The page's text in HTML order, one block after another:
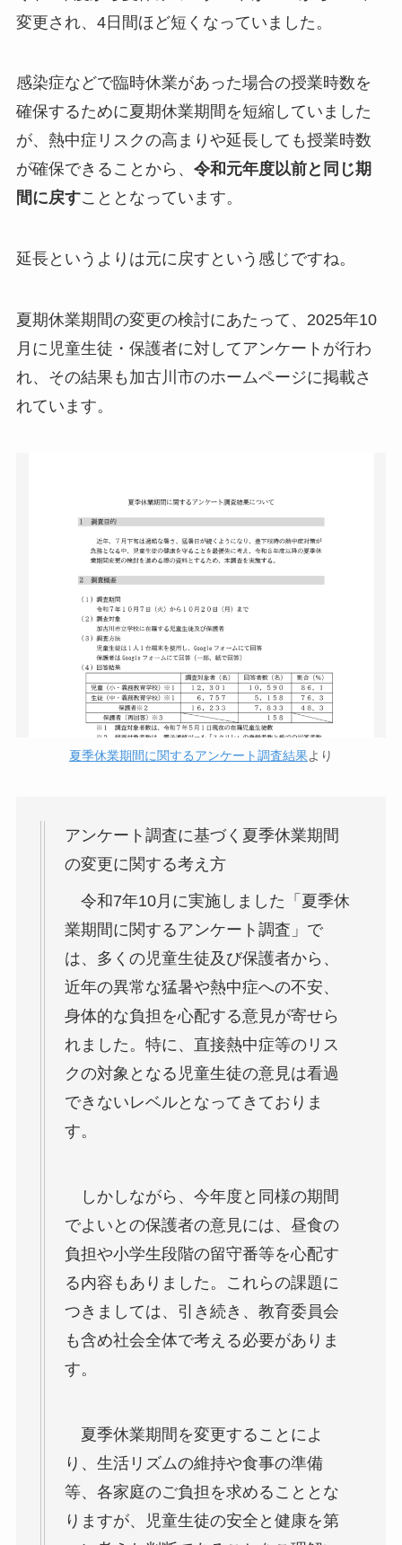
変更され、4日間ほど短くなっていました。
感染症などで臨時休業があった場合の授業時数を
確保するために夏期休業期間を短縮していました
が、熱中症リスクの高まりや延長しても授業時数
が確保できることから、 令和元年度以前と同じ期
間に戻すこととなっています。
延長というよりは元に戻すという感じですね。
夏期休業期間の変更の検討にあたって、2025年10
月に児童生徒・保護者に対してアンケートが行わ
れ、その結果も加古川市のホームページに掲載さ
れています。
夏季休業期間に関するアンケート調査結果より
アンケート調査に基づく夏季休業期間
の変更に関する考え方
令和7年10月に実施しました「夏季休
業期間に関するアンケート調査」で
は、多くの児童生徒及び保護者から、
近年の異常な猛暑や熱中症への不安、
身体的な負担を心配する意見が寄せら
れました。特に、直接熱中症等のリス
クの対象となる児童生徒の意見は看過
できないレベルとなってきておりま
す。
しかしながら、今年度と同様の期間
でよいとの保護者の意見には、昼食の
負担や小学生段階の留守番等を心配す
る内容もありました。これらの課題に
つきましては、引き続き、教育委員会
も含め社会全体で考える必要がありま
す。
夏季休業期間を変更することによ
り、生活リズムの維持や食事の準備
等、各家庭のご負担を求めることとな
りますが、児童生徒の安全と健康を第